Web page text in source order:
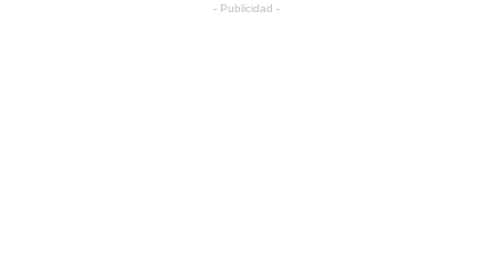
- Publicidad -